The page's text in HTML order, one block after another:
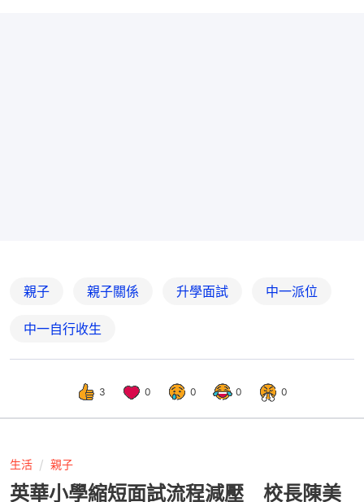
親子 親子關係 升學面試 中一派位
中一自行收生
3 0 0 0 0
生活 親子
英華小學縮短面試流程減壓 校長陳美